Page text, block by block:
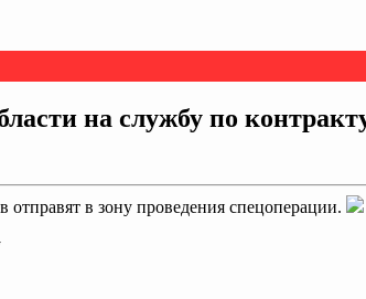
на службу по
в зону проведения спецоперации.